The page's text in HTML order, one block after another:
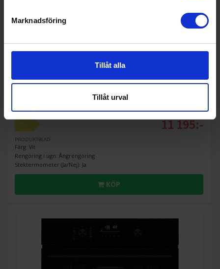
Marknadsföring
Tillåt alla
Tillåt urval
BEB352010W SteamBake Matlagningstermometer
A
PRODUKTBLAD
Färg: Vit
Rengöring i ugn: Ångrengöring
Stektermometer (Ja/Nej): Ja
11 195:-
KÖP